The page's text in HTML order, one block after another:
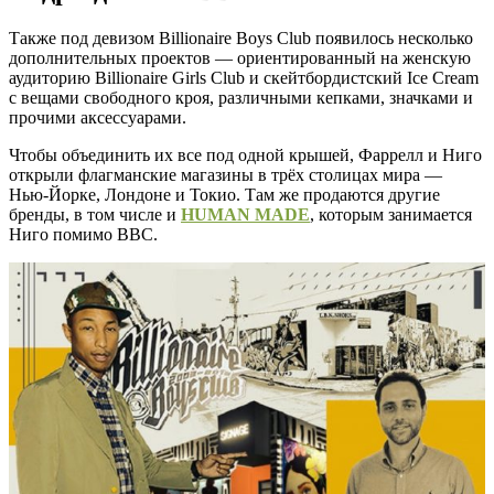
Также под девизом Billionaire Boys Club появилось несколько
дополнительных проектов — ориентированный на женскую
аудиторию Billionaire Girls Club и скейтбордистский Ice Cream
с вещами свободного кроя, различными кепками, значками и
прочими аксессуарами.
Чтобы объединить их все под одной крышей, Фаррелл и Ниго
открыли флагманские магазины в трёх столицах мира —
Нью-Йорке, Лондоне и Токио. Там же продаются другие
бренды, в том числе и HUMAN MADE, которым занимается
Ниго помимо BBC.